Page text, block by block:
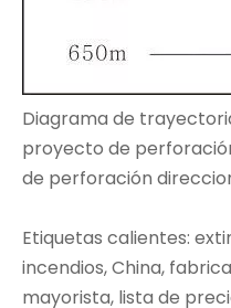
Diagrama de
proyecto de
de perforación
Etiquetas calientes:
incendios, China,
mayorista, lista de